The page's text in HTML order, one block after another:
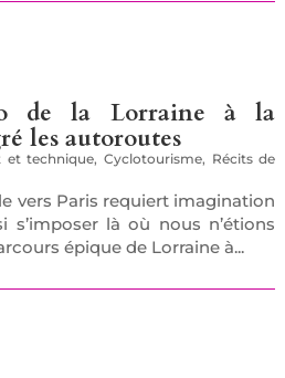
de la Lorraine à la
les autoroutes
et technique, Cyclotourisme, Récits de
vers Paris requiert imagination
là où nous n’étions
épique de Lorraine à...